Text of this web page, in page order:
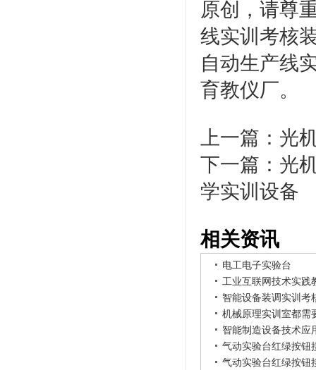
原创，请尊
线实训考核
自动生产线
育教仪厂。
上一篇： 光
下一篇： 光
学实训设备
相关资讯
电工电子实验台
工业互联网技术实践
智能设备装调实训考
机械原理实训室都需
智能制造设备技术应
气动实验台红绿按钮
气动实验台红绿按钮